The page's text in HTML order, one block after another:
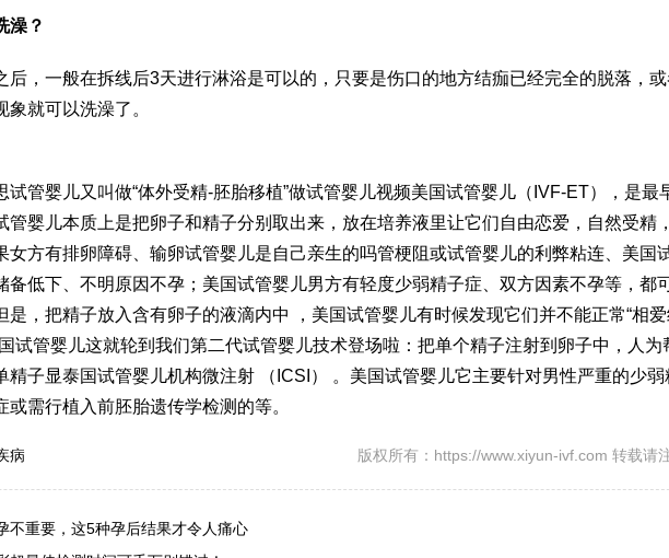
澡？
后，一般在拆线后3天进行淋浴是可以的，只要是伤口的地方结痂已经完全的脱落，
就可以洗澡了。
试管婴儿又叫做“体外受精-胚胎移植”做试管婴儿视频美国试管婴儿（IVF-ET），是最
管婴儿本质上是把卵子和精子分别取出来，放在培养液里让它们自由恋爱，自然受精
女方有排卵障碍、输卵试管婴儿是自己亲生的吗管梗阻或试管婴儿的利弊粘连、美国
备低下、不明原因不孕；美国试管婴儿男方有轻度少弱精子症、双方因素不孕等，都
是，把精子放入含有卵子的液滴内中 ，美国试管婴儿有时候发现它们并不能正常“相
试管婴儿这就轮到我们第二代试管婴儿技术登场啦：把单个精子注射到卵子中，人为
精子显泰国试管婴儿机构微注射 （ICSI） 。美国试管婴儿它主要针对男性严重的少弱
需行植入前胚胎遗传学检测的等。
病 版权所有：https://www.xiyun-ivf.com 转载请
不重要，这5种孕后结果才令人痛心